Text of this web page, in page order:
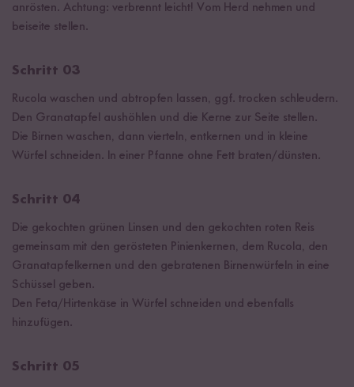
anrösten. Achtung: verbrennt leicht! Vom Herd nehmen und
beiseite stellen.
Schritt 03
Rucola waschen und abtropfen lassen, ggf. trocken schleudern.
Den Granatapfel aushöhlen und die Kerne zur Seite stellen.
Die Birnen waschen, dann vierteln, entkernen und in kleine
Würfel schneiden. In einer Pfanne ohne Fett braten/dünsten.
Schritt 04
Die gekochten grünen Linsen und den gekochten roten Reis
gemeinsam mit den gerösteten Pinienkernen, dem Rucola, den
Granatapfelkernen und den gebratenen Birnenwürfeln in eine
Schüssel geben.
Den Feta/Hirtenkäse in Würfel schneiden und ebenfalls
hinzufügen.
Schritt 05